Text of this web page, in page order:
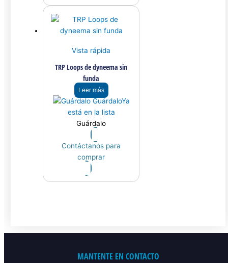
Vista rápida
TRP Loops de dyneema sin
funda
Leer más
GuárdaloYa
está en la lista
Guárdalo
Contáctanos para
comprar
MANTENTE EN CONTACTO